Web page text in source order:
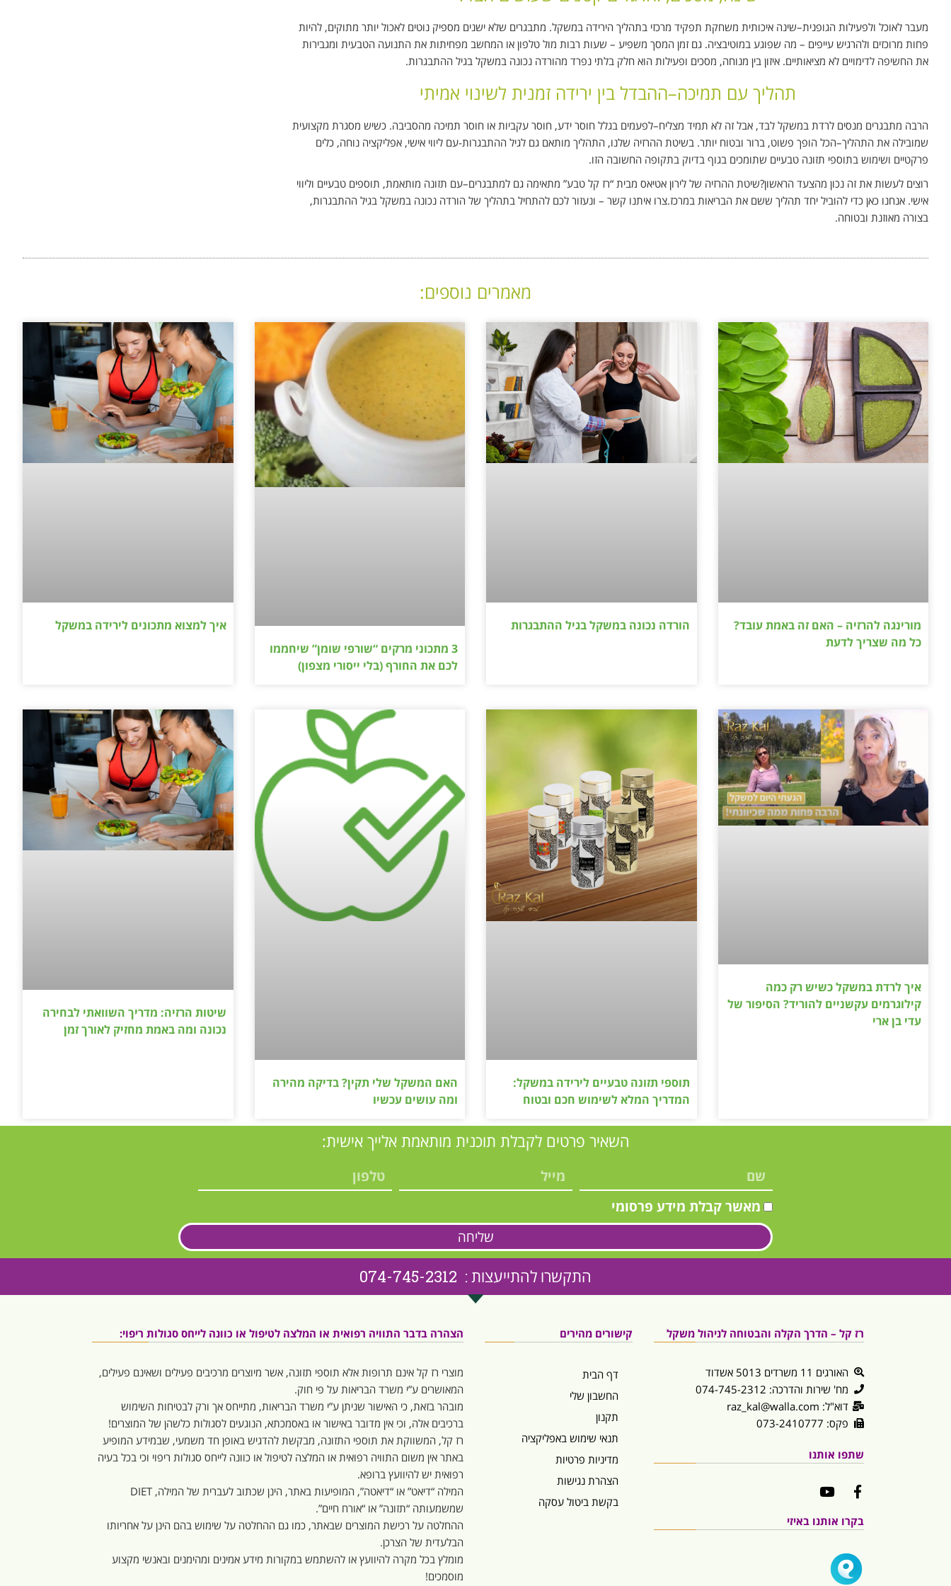
מעבר לאוכל ולפעילות הגופנית–שינה איכותית משחקת תפקיד מרכזי בתהליך הירידה במשקל. מתבגרים שלא ישנים מספיק נוטים לאכול יותר מתוקים, להיות
פחות מרוכזים ולהרגיש עייפים – מה שפוגע במוטיבציה. גם זמן המסך משפיע – שעות רבות מול טלפון או המחשב מפחיתות את התנועה הטבעית ומגבירות
את החשיפה לדימויים לא מציאותיים. איזון בין מנוחה, מסכים ופעילות הוא חלק בלתי נפרד מהורדה נכונה במשקל בגיל ההתבגרות.
תהליך עם תמיכה–ההבדל בין ירידה זמנית לשינוי אמיתי
הרבה מתבגרים מנסים לרדת במשקל לבד, אבל זה לא תמיד מצליח–לפעמים בגלל חוסר ידע, חוסר עקביות או חוסר תמיכה מהסביבה. כשיש מסגרת מקצועית
שמובילה את התהליך–הכל הופך פשוט, ברור ובטוח יותר. בשיטת ההרזיה שלנו, התהליך מותאם גם לגיל ההתבגרות-עם ליווי אישי, אפליקציה נוחה, כלים
פרקטיים ושימוש בתוספי תזונה טבעיים שתומכים בגוף בדיוק בתקופה החשובה הזו.
רוצים לעשות את זה נכון מהצעד הראשון?שיטת ההרזיה של לירון אטיאס מבית “רז קל טבע” מתאימה גם למתבגרים–עם תזונה מותאמת, תוספים טבעיים וליווי
אישי. אנחנו כאן כדי להוביל יחד תהליך ששם את הבריאות במרכז.צרו איתנו קשר – ונעזור לכם להתחיל בתהליך של הורדה נכונה במשקל בגיל ההתבגרות,
בצורה מאוזנת ובטוחה.
מאמרים נוספים:
מורינגה להרזיה – האם זה באמת עובד?
כל מה שצריך לדעת
הורדה נכונה במשקל בגיל ההתבגרות
3 מתכוני מרקים “שורפי שומן” שיחממו
לכם את החורף (בלי ייסורי מצפון)
איך למצוא מתכונים לירידה במשקל
איך לרדת במשקל כשיש רק כמה
קילוגרמים עקשניים להוריד? הסיפור של
עדי בן ארי
תוספי תזונה טבעיים לירידה במשקל:
המדריך המלא לשימוש חכם ובטוח
האם המשקל שלי תקין? בדיקה מהירה
ומה עושים עכשיו
שיטות הרזיה: מדריך השוואתי לבחירה
נכונה ומה באמת מחזיק לאורך זמן
השאיר פרטים לקבלת תוכנית מותאמת אלייך אישית:
מאשר קבלת מידע פרסומי
שליחה
התקשרו להתייעצות : 074-745-2312
רז קל – הדרך הקלה והבטוחה לניהול משקל
האורגים 11 משרדים 5013 אשדוד
מח' שירות והדרכה: 074-745-2312
דוא"ל: raz_kal@walla.com
פקס: 073-2410777
שתפו אותנו
בקרו אותנו באיזי
קישורים מהירים
דף הבית
החשבון שלי
תקנון
תנאי שימוש באפליקציה
מדיניות פרטיות
הצהרת נגישות
בקשת ביטול עסקה
הצהרה בדבר התוויה רפואית או המלצה לטיפול או כוונה לייחס סגולות ריפוי:
מוצרי רז קל אינם תרופות אלא תוספי תזונה, אשר מיוצרים מרכיבים פעילים ושאינם פעילים,
המאושרים ע”י משרד הבריאות על פי חוק.
מובהר בזאת, כי האישור שניתן ע”י משרד הבריאות, מתייחס אך ורק לבטיחות השימוש
ברכיבים אלה, וכי אין מדובר באישור או באסמכתא, הנוגעים לסגולות כלשהן של המוצרים!
רז קל, המשווקת את תוספי התזונה, מבקשת להדגיש באופן חד משמעי, שבמידע המופיע
באתר אין משום התוויה רפואית או המלצה לטיפול או כוונה לייחס סגולות ריפוי וכי בכל בעיה
רפואית יש להיוועץ ברופא.
המילה “דיאט” או “דיאטה”, המופיעות באתר, הינן שכתוב לעברית של המילה, DIET
שמשמעותה “תזונה” או “אורח חיים”.
ההחלטה על רכישת המוצרים שבאתר, כמו גם ההחלטה על שימוש בהם הינן על אחריותו
הבלעדית של הצרכן.
מומלץ בכל מקרה להיוועץ או להשתמש במקורות מידע אמינים ומהימנים ובאנשי מקצוע
מוסמכים!